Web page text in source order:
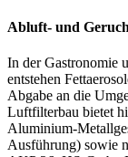
Abluft- und
In der Gastronomie
entstehen
Abgabe an die
Luftfilterbau bietet
Aluminium-
Ausführung) sowie